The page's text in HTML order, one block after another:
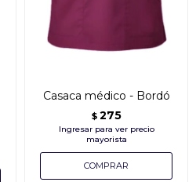
Casaca médico - Bordó
$ 275